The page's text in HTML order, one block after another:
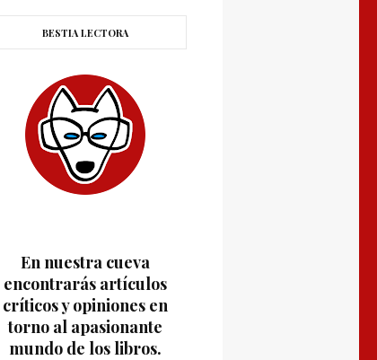
BESTIA LECTORA
En nuestra cueva
encontrarás artículos
críticos y opiniones en
torno al apasionante
mundo de los libros.